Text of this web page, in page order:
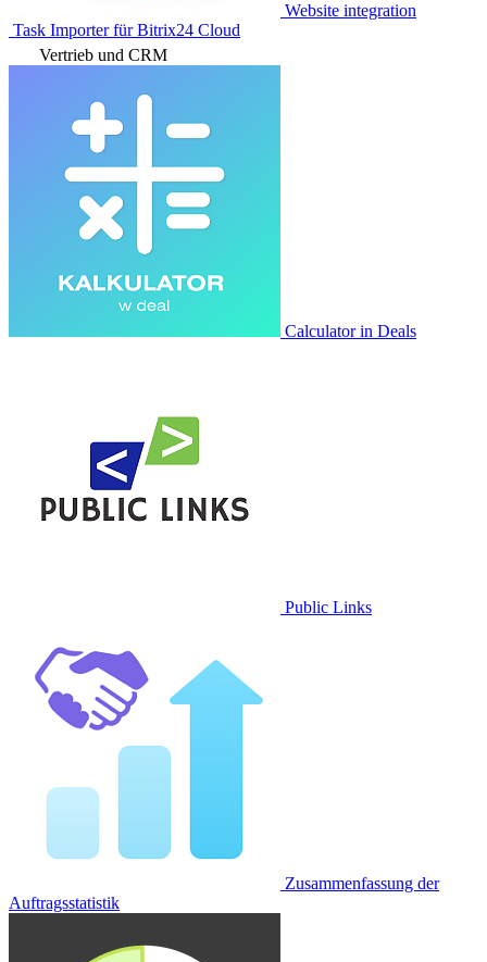
Website integration
Task Importer für Bitrix24 Cloud
Vertrieb und CRM
Calculator in Deals
Public Links
Zusammenfassung der
Auftragsstatistik